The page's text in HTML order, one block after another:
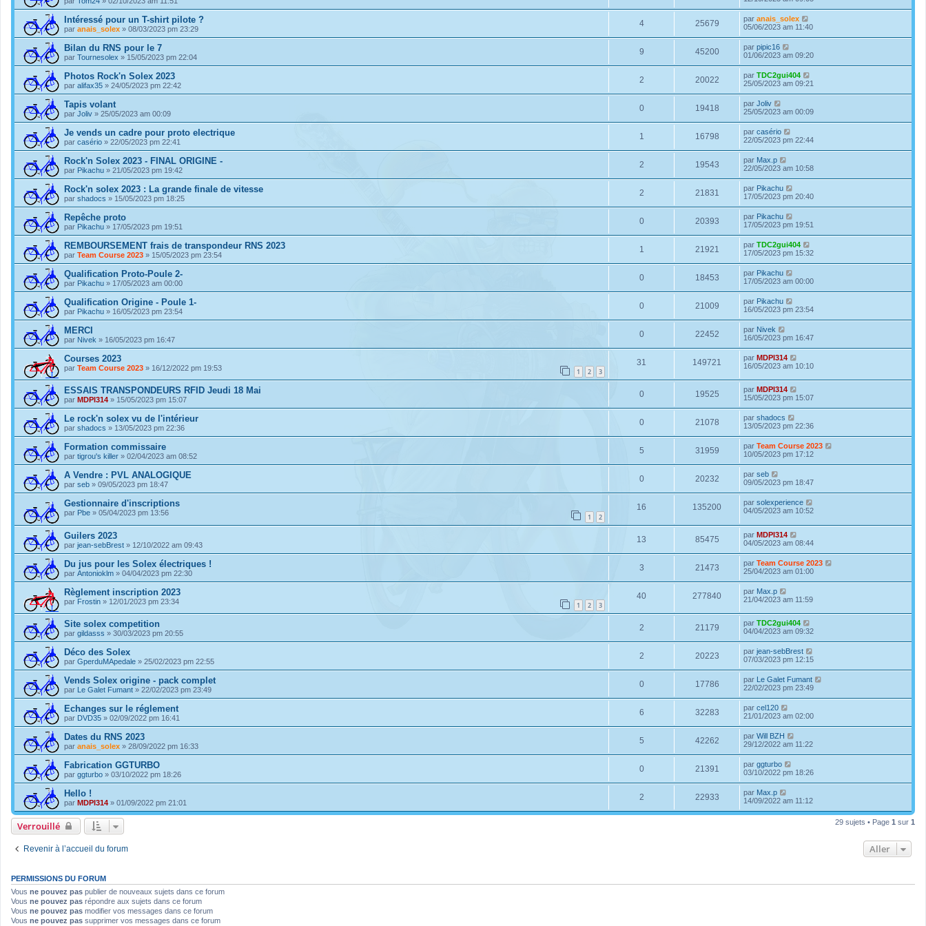
Intéressé pour un T-shirt pilote ?
par anais_solex » 08/03/2023 pm 23:29
4 25679 par anais_solex
05/06/2023 am 11:40
Bilan du RNS pour le 7
par Tournesolex » 15/05/2023 pm 22:04
9 45200 par pipic16
01/06/2023 am 09:20
Photos Rock'n Solex 2023
par alifax35 » 24/05/2023 pm 22:42
2 20022 par TDC2gui404
25/05/2023 am 09:21
Tapis volant
par Joliv » 25/05/2023 am 00:09
0 19418 par Joliv
25/05/2023 am 00:09
Je vends un cadre pour proto electrique
par casério » 22/05/2023 pm 22:41
1 16798 par casério
22/05/2023 pm 22:44
Rock'n Solex 2023 - FINAL ORIGINE -
par Pikachu » 21/05/2023 pm 19:42
2 19543 par Max.p
22/05/2023 am 10:58
Rock'n solex 2023 : La grande finale de vitesse
par shadocs » 15/05/2023 pm 18:25
2 21831 par Pikachu
17/05/2023 pm 20:40
Repêche proto
par Pikachu » 17/05/2023 pm 19:51
0 20393 par Pikachu
17/05/2023 pm 19:51
REMBOURSEMENT frais de transpondeur RNS 2023
par Team Course 2023 » 15/05/2023 pm 23:54
1 21921 par TDC2gui404
17/05/2023 pm 15:32
Qualification Proto-Poule 2-
par Pikachu » 17/05/2023 am 00:00
0 18453 par Pikachu
17/05/2023 am 00:00
Qualification Origine - Poule 1-
par Pikachu » 16/05/2023 pm 23:54
0 21009 par Pikachu
16/05/2023 pm 23:54
MERCI
par Nivek » 16/05/2023 pm 16:47
0 22452 par Nivek
16/05/2023 pm 16:47
Courses 2023
par Team Course 2023 » 16/12/2022 pm 19:53 1 2 3
31 149721 par MDPI314
16/05/2023 am 10:10
ESSAIS TRANSPONDEURS RFID Jeudi 18 Mai
par MDPI314 » 15/05/2023 pm 15:07
0 19525 par MDPI314
15/05/2023 pm 15:07
Le rock'n solex vu de l'intérieur
par shadocs » 13/05/2023 pm 22:36
0 21078 par shadocs
13/05/2023 pm 22:36
Formation commissaire
par tigrou's killer » 02/04/2023 am 08:52
5 31959 par Team Course 2023
10/05/2023 pm 17:12
A Vendre : PVL ANALOGIQUE
par seb » 09/05/2023 pm 18:47
0 20232 par seb
09/05/2023 pm 18:47
Gestionnaire d'inscriptions
par Pbe » 05/04/2023 pm 13:56 1 2
16 135200 par solexperience
04/05/2023 am 10:52
Guilers 2023
par jean-sebBrest » 12/10/2022 am 09:43
13 85475 par MDPI314
04/05/2023 am 08:44
Du jus pour les Solex électriques !
par Antonioklm » 04/04/2023 pm 22:30
3 21473 par Team Course 2023
25/04/2023 am 01:00
Règlement inscription 2023
par Frostin » 12/01/2023 pm 23:34 1 2 3
40 277840 par Max.p
21/04/2023 am 11:59
Site solex competition
par gildasss » 30/03/2023 pm 20:55
2 21179 par TDC2gui404
04/04/2023 am 09:32
Déco des Solex
par GperduMApedale » 25/02/2023 pm 22:55
2 20223 par jean-sebBrest
07/03/2023 pm 12:15
Vends Solex origine - pack complet
par Le Galet Fumant » 22/02/2023 pm 23:49
0 17786 par Le Galet Fumant
22/02/2023 pm 23:49
Echanges sur le réglement
par DVD35 » 02/09/2022 pm 16:41
6 32283 par cel120
21/01/2023 am 02:00
Dates du RNS 2023
par anais_solex » 28/09/2022 pm 16:33
5 42262 par Will BZH
29/12/2022 am 11:22
Fabrication GGTURBO
par ggturbo » 03/10/2022 pm 18:26
0 21391 par ggturbo
03/10/2022 pm 18:26
Hello !
par MDPI314 » 01/09/2022 pm 21:01
2 22933 par Max.p
14/09/2022 am 11:12
Verrouillé 29 sujets • Page 1 sur 1
Revenir à l’accueil du forum Aller
PERMISSIONS DU FORUM
Vous ne pouvez pas publier de nouveaux sujets dans ce forum
Vous ne pouvez pas répondre aux sujets dans ce forum
Vous ne pouvez pas modifier vos messages dans ce forum
Vous ne pouvez pas supprimer vos messages dans ce forum